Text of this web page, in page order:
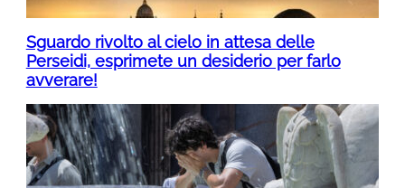
Sguardo rivolto al cielo in attesa delle
Perseidi, esprimete un desiderio per farlo
avverare!